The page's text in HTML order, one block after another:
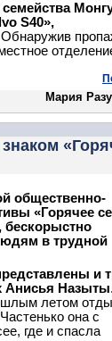
S40»,
Обнаружив
Мария
общественно-
«Горячее
бескорыстно
в трудной
и
Анисья Назыты.
летом
она с
где и спасла